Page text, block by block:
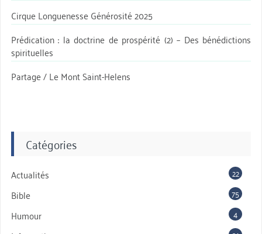
Cirque Longuenesse Générosité 2025
Prédication : la doctrine de prospérité (2) – Des bénédictions
spirituelles
Partage / Le Mont Saint-Helens
Catégories
Actualités 22
Bible 75
Humour 4